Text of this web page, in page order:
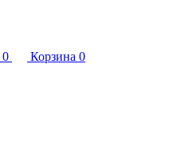
0 Корзина 0